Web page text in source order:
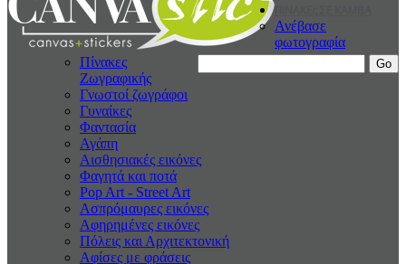
Ανέβασε
φωτογραφία
Πίνακες
Ζωγραφικής
Γνωστοί ζωγράφοι
Γυναίκες
Φαντασία
Αγάπη
Αισθησιακές εικόνες
Φαγητά και ποτά
Pop Art - Street Art
Ασπρόμαυρες εικόνες
Αφηρημένες εικόνες
Πόλεις και Αρχιτεκτονική
Αφίσες με φράσεις